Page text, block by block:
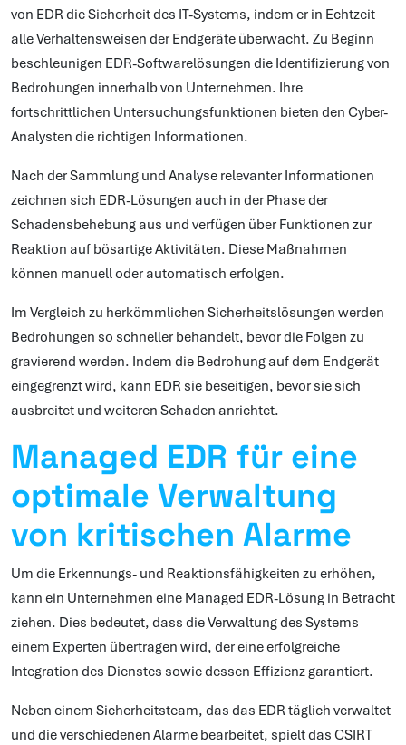
von EDR die Sicherheit des IT-Systems, indem er in Echtzeit
alle Verhaltensweisen der Endgeräte überwacht. Zu Beginn
beschleunigen EDR-Softwarelösungen die Identifizierung von
Bedrohungen innerhalb von Unternehmen. Ihre
fortschrittlichen Untersuchungsfunktionen bieten den Cyber-
Analysten die richtigen Informationen.
Nach der Sammlung und Analyse relevanter Informationen
zeichnen sich EDR-Lösungen auch in der Phase der
Schadensbehebung aus und verfügen über Funktionen zur
Reaktion auf bösartige Aktivitäten. Diese Maßnahmen
können manuell oder automatisch erfolgen.
Im Vergleich zu herkömmlichen Sicherheitslösungen werden
Bedrohungen so schneller behandelt, bevor die Folgen zu
gravierend werden. Indem die Bedrohung auf dem Endgerät
eingegrenzt wird, kann EDR sie beseitigen, bevor sie sich
ausbreitet und weiteren Schaden anrichtet.
Managed EDR für eine
optimale Verwaltung
von kritischen Alarme
Um die Erkennungs- und Reaktionsfähigkeiten zu erhöhen,
kann ein Unternehmen eine Managed EDR-Lösung in Betracht
ziehen. Dies bedeutet, dass die Verwaltung des Systems
einem Experten übertragen wird, der eine erfolgreiche
Integration des Dienstes sowie dessen Effizienz garantiert.
Neben einem Sicherheitsteam, das das EDR täglich verwaltet
und die verschiedenen Alarme bearbeitet, spielt das CSIRT